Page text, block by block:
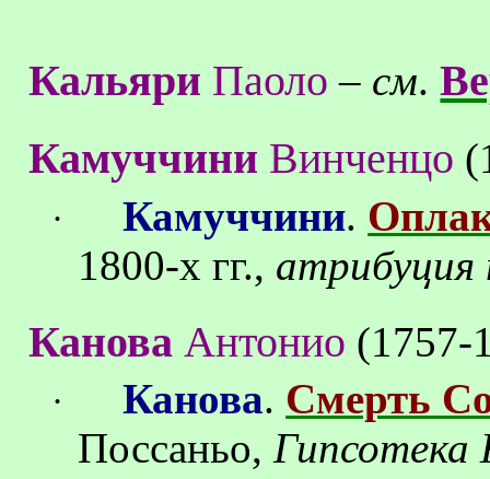
Кальяри Паоло – см.
Камуччини Винченцо
· Камуччини.
1800-х гг., атрибуция
Канова Антонио (1757-
· Канова. Смерть
Поссаньо,Гипсотека